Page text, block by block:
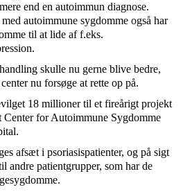
end en autoimmun diagnose.
autoimmune sygdomme også har
til at lide af f.eks.
skulle nu gerne blive bedre,
nu forsøge at rette op på.
18 millioner til et fireårigt projekt
for Autoimmune Sygdomme
afsæt i psoriasispatienter, og på sigt
andre patientgrupper, som har de